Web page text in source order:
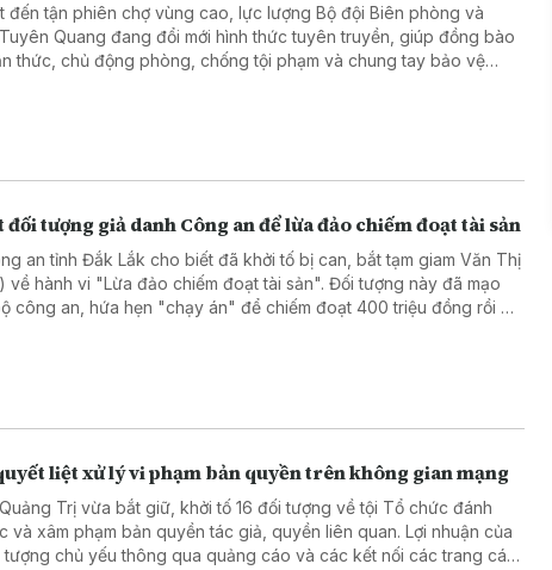
đến tận phiên chợ vùng cao, lực lượng Bộ đội Biên phòng và
Quang đang đổi mới hình thức tuyên truyền, giúp đồng bào
thức, chủ động phòng, chống tội phạm và chung tay bảo vệ
tượng giả danh Công an để lừa đảo chiếm đoạt tài sản
an tỉnh Đắk Lắk cho biết đã khởi tố bị can, bắt tạm giam Văn Thị
về hành vi "Lừa đảo chiếm đoạt tài sản". Đối tượng này đã mạo
công an, hứa hẹn "chạy án" để chiếm đoạt 400 triệu đồng rồi bỏ
liệt xử lý vi phạm bản quyền trên không gian mạng
Trị vừa bắt giữ, khởi tố 16 đối tượng về tội Tổ chức đánh
và xâm phạm bản quyền tác giả, quyền liên quan. Lợi nhuận của
tượng chủ yếu thông qua quảng cáo và các kết nối các trang cá